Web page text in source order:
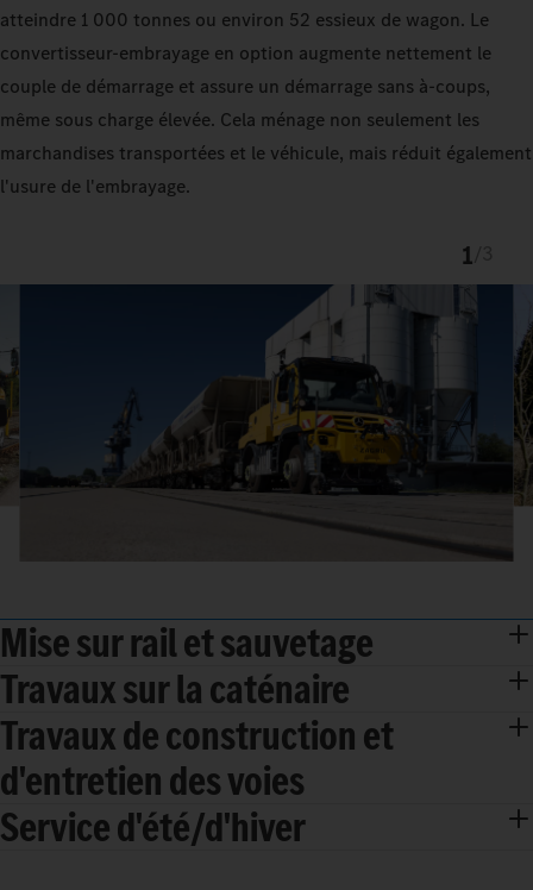
atteindre 1 000 tonnes ou environ 52 essieux de wagon. Le
convertisseur-embrayage en option augmente nettement le
couple de démarrage et assure un démarrage sans à-coups,
même sous charge élevée. Cela ménage non seulement les
marchandises transportées et le véhicule, mais réduit également
l'usure de l'embrayage.
1
Mise sur rail et sauvetage
Travaux sur la caténaire
Travaux de construction et
d'entretien des voies
Service d'été/d'hiver